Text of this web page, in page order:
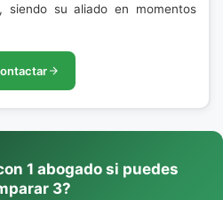
siendo su aliado en momentos
1 abogado si puedes
3?